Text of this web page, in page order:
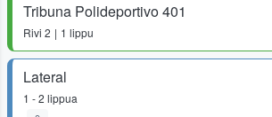
Tribuna Polideportivo 401
Rivi 2 1 lippu
Lateral
1 - 2 lippua